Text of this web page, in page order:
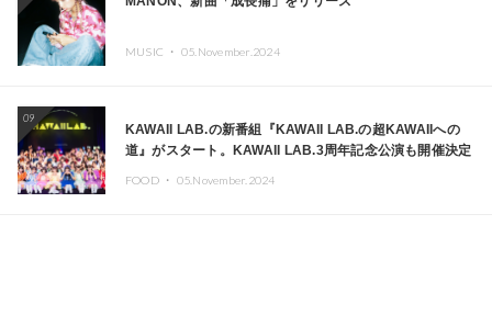
MUSIC ・ 05.November.2024
09
KAWAII LAB.の新番組『KAWAII LAB.の超KAWAIIへの
道』がスタート。KAWAII LAB.3周年記念公演も開催決定
FOOD ・ 05.November.2024